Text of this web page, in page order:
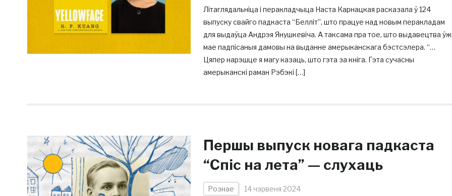
Літаглядальніца і перакладчыца Наста Карнацкая расказала ў 124
выпуску свайго падкаста “Белліт”, што працуе над новым перакладам
для выдаўца Андрэя Янушкевіча. А таксама пра тое, што выдавецтва
мае падпісаныя дамовы на выданне амерыканскага бэстсэлера. “…
Цяпер нарэшце я магу казаць, што гэта за кніга. Гэта сучасны
амерыканскі раман Рэбэкі […]
Першы выпуск новага падкаста
“Спіс на лета” — слухаць
Рознае 14 чэрвеня 2024